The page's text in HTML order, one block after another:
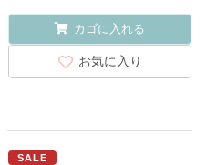
カゴに入れる
お気に入り
SALE